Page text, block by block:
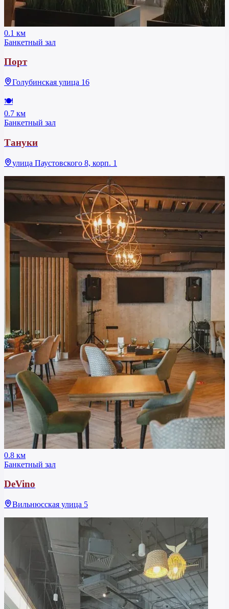
0.1 км
Банкетный зал
Порт
Голубинская улица 16
🍽
0.7 км
Банкетный зал
Тануки
улица Паустовского 8, корп. 1
0.8 км
Банкетный зал
DeVino
Вильнюсская улица 5